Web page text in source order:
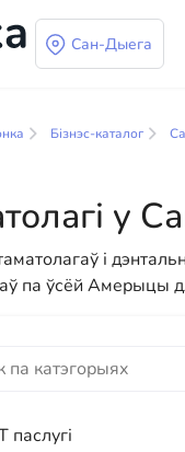
Сан-Дыега
і
кансультацый да
Бізнэс-каталог
у
і
па ўсёй Амерыцы
паслугі